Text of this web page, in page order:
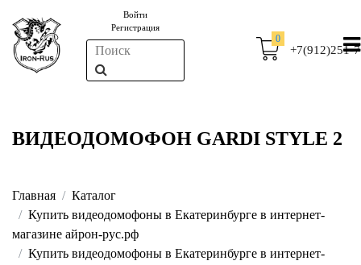
Войти
Регистрация
0
+7(912)251-
ВИДЕОДОМОФОН GARDI STYLE 2
Главная
Каталог
Купить видеодомофоны в Екатеринбурге в интернет-
магазине айрон-рус.рф
Купить видеодомофоны в Екатеринбурге в интернет-